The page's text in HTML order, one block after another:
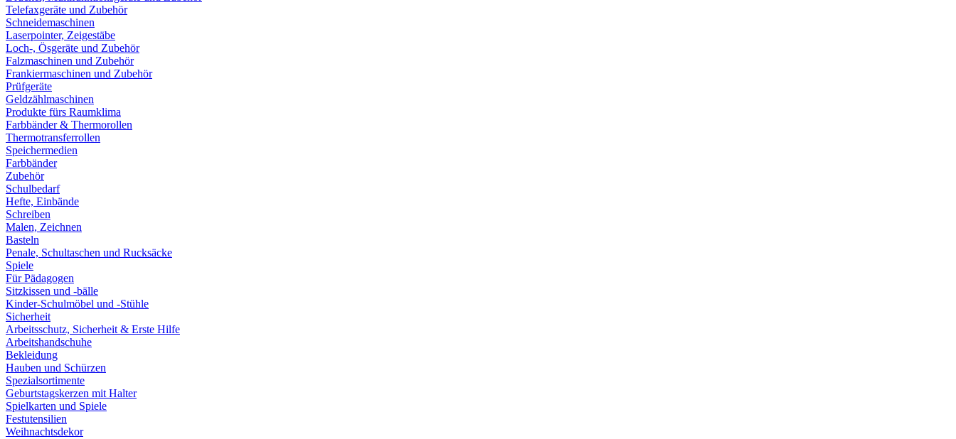
Telefaxgeräte und Zubehör
Schneidemaschinen
Laserpointer, Zeigestäbe
Loch-, Ösgeräte und Zubehör
Falzmaschinen und Zubehör
Frankiermaschinen und Zubehör
Prüfgeräte
Geldzählmaschinen
Produkte fürs Raumklima
Farbbänder & Thermorollen
Thermotransferrollen
Speichermedien
Farbbänder
Zubehör
Schulbedarf
Hefte, Einbände
Schreiben
Malen, Zeichnen
Basteln
Penale, Schultaschen und Rucksäcke
Spiele
Für Pädagogen
Sitzkissen und -bälle
Kinder-Schulmöbel und -Stühle
Sicherheit
Arbeitsschutz, Sicherheit & Erste Hilfe
Arbeitshandschuhe
Bekleidung
Hauben und Schürzen
Spezialsortimente
Geburtstagskerzen mit Halter
Spielkarten und Spiele
Festutensilien
Weihnachtsdekor